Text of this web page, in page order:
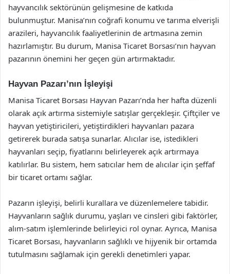
hayvancılık sektörünün gelişmesine de katkıda
bulunmuştur. Manisa’nın coğrafi konumu ve tarıma elverişli
arazileri, hayvancılık faaliyetlerinin de artmasına zemin
hazırlamıştır. Bu durum, Manisa Ticaret Borsası’nın hayvan
pazarının önemini her geçen gün artırmaktadır.
Hayvan Pazarı’nın İşleyişi
Manisa Ticaret Borsası Hayvan Pazarı’nda her hafta düzenli
olarak açık artırma sistemiyle satışlar gerçekleşir. Çiftçiler ve
hayvan yetiştiricileri, yetiştirdikleri hayvanları pazara
getirerek burada satışa sunarlar. Alıcılar ise, istedikleri
hayvanları seçip, fiyatlarını belirleyerek açık artırmaya
katılırlar. Bu sistem, hem satıcılar hem de alıcılar için şeffaf
bir ticaret ortamı sağlar.
Pazarın işleyişi, belirli kurallara ve düzenlemelere tabidir.
Hayvanların sağlık durumu, yaşları ve cinsleri gibi faktörler,
alım-satım işlemlerinde belirleyici rol oynar. Ayrıca, Manisa
Ticaret Borsası, hayvanların sağlıklı ve hijyenik bir ortamda
tutulmasını sağlamak için gerekli denetimleri yapar.